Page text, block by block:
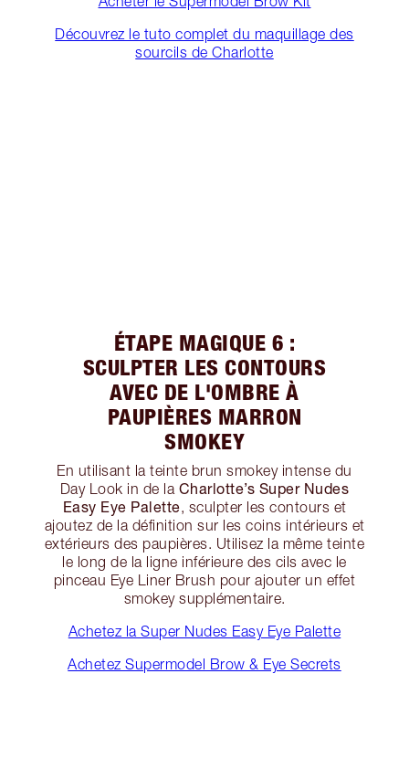
Découvrez le tuto complet du maquillage des
sourcils de Charlotte
ÉTAPE MAGIQUE 6 :
SCULPTER LES CONTOURS
AVEC DE L'OMBRE À
PAUPIÈRES MARRON
SMOKEY
En utilisant la teinte brun smokey intense du
Day Look in de la Charlotte’s Super Nudes
Easy Eye Palette, sculpter les contours et
ajoutez de la définition sur les coins intérieurs et
extérieurs des paupières. Utilisez la même teinte
le long de la ligne inférieure des cils avec le
pinceau Eye Liner Brush pour ajouter un effet
smokey supplémentaire.
Achetez la Super Nudes Easy Eye Palette
Achetez Supermodel Brow & Eye Secrets